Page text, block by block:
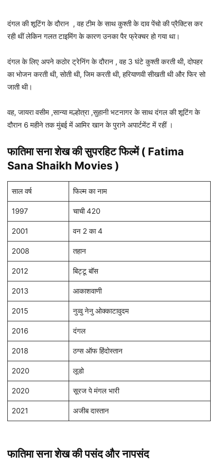
दंगल की शूटिंग के दौरान , वह टीम के साथ कुश्ती के दाव पेंचो की प्रैक्टिस कर
रही थीं लेकिन गलत टाइमिंग के कारण उनका पैर फ्रेक्चर हो गया था।
दंगल के लिए अपने कठोर ट्रेनिंग के दौरान , वह 3 घंटे कुश्ती करती थी, दोपहर
का भोजन करती थी, सोती थी, जिम करती थी, हरियाणवी सीखती थी और फिर सो
जाती थी।
वह, जायरा वसीम ,सान्या मल्होत्रा ,सुहानी भटनागर के साथ दंगल की शूटिंग के
दौरान 6 महीने तक मुंबई में आमिर खान के पुराने अपार्टमेंट में रहीं ।
फातिमा सना शेख की सुपरहिट फिल्में ( Fatima
Sana Shaikh Movies )
साल वर्ष फिल्म का नाम
1997 चाची 420
2001 वन 2 का 4
2008 तहान
2012 बिट्टू बॉस
2013 आकाशवाणी
2015 नुव्वु नेनु ओक्काटावुदम
2016 दंगल
2018 ठग्स ऑफ हिंदोस्तान
2020 लूडो
2020 सूरज पे मंगल भारी
2021 अजीब दास्तान
फातिमा सना शेखकी पसंद और नापसंद